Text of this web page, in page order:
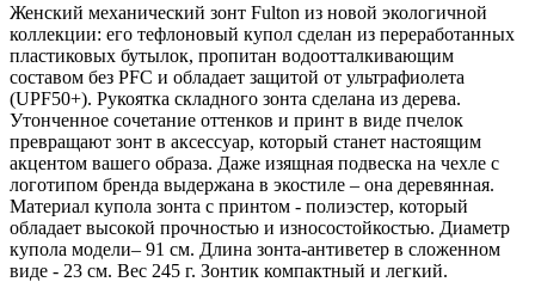
Женский механический зонт Fulton из новой экологичной
коллекции: его тефлоновый купол сделан из переработанных
пластиковых бутылок, пропитан водоотталкивающим
составом без PFC и обладает защитой от ультрафиолета
(UPF50+). Рукоятка складного зонта сделана из дерева.
Утонченное сочетание оттенков и принт в виде пчелок
превращают зонт в аксессуар, который станет настоящим
акцентом вашего образа. Даже изящная подвеска на чехле с
логотипом бренда выдержана в экостиле – она деревянная.
Материал купола зонта с принтом - полиэстер, который
обладает высокой прочностью и износостойкостью. Диаметр
купола модели– 91 см. Длина зонта-антиветер в сложенном
виде - 23 см. Вес 245 г. Зонтик компактный и легкий.